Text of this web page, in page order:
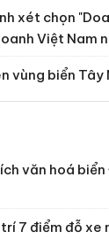
xét chọn
Việt Nam
vùng biển Tây
văn hoá
7 điểm đỗ xe